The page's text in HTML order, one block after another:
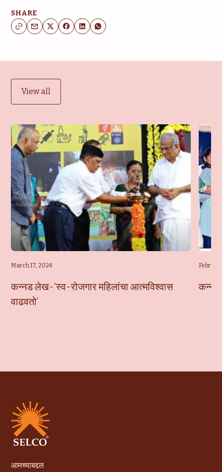
SHARE
View all
March 17, 2024
कन्नड लेख-‘स्व-रोजगार महिलांचा आत्मविश्वास
वाढवतो’
कन्नड
आमच्याबद्दल